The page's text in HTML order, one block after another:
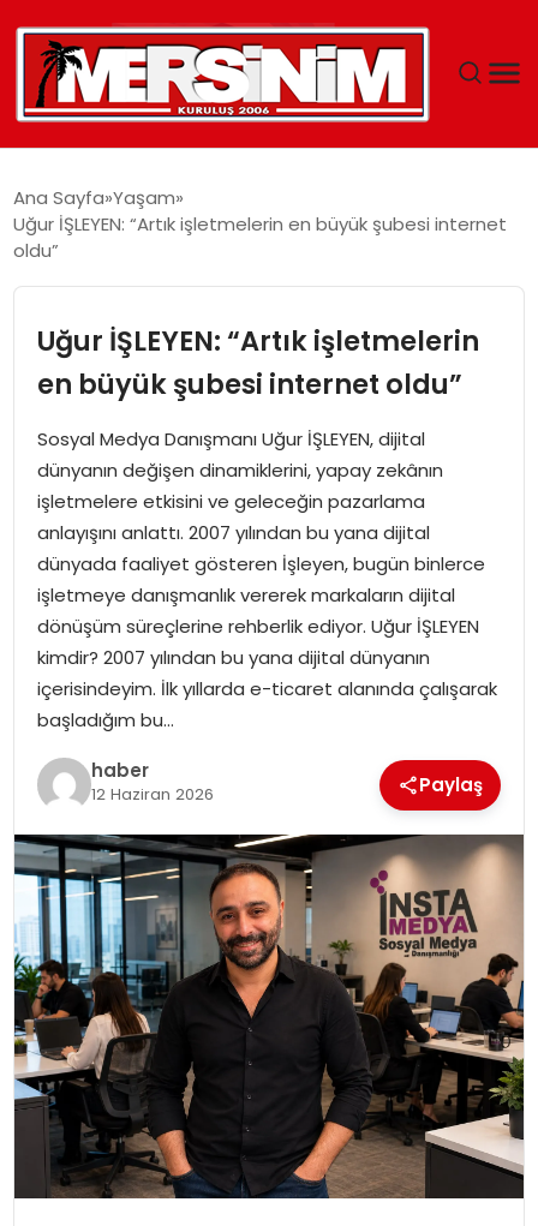
YAŞAM
SAĞLIK
SPOR
EKONOMI
MAGAZIN
DÜNYA
OTOMOBIL
Ana Sayfa Yaşam
Uğur İŞLEYEN: “Artık işletmelerin en büyük şubesi internet
oldu”
Uğur İŞLEYEN: “Artık işletmelerin
en büyük şubesi internet oldu”
Sosyal Medya Danışmanı Uğur İŞLEYEN, dijital
dünyanın değişen dinamiklerini, yapay zekânın
işletmelere etkisini ve geleceğin pazarlama
anlayışını anlattı. 2007 yılından bu yana dijital
dünyada faaliyet gösteren İşleyen, bugün binlerce
işletmeye danışmanlık vererek markaların dijital
dönüşüm süreçlerine rehberlik ediyor. Uğur İŞLEYEN
kimdir? 2007 yılından bu yana dijital dünyanın
içerisindeyim. İlk yıllarda e-ticaret alanında çalışarak
başladığım bu…
haber
12 Haziran 2026 Paylaş